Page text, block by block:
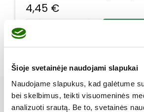
Šioje svetainėje naudojami slapukai
Naudojame slapukus, kad galėtume
bei skelbimus, teikti visuomeninės
analizuoti srautą. Be to, svetainės
4,45 €
Mūsų